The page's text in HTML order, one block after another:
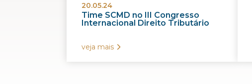
20.05.24
Time SCMD no III Congresso
Internacional Direito Tributário
veja mais